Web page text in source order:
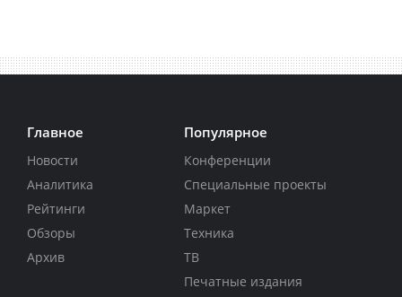
Главное
Новости
Аналитика
Рейтинги
Обзоры
Архив
Популярное
Конференции
Специальные проекты
Маркет
Техника
ТВ
Печатные издания